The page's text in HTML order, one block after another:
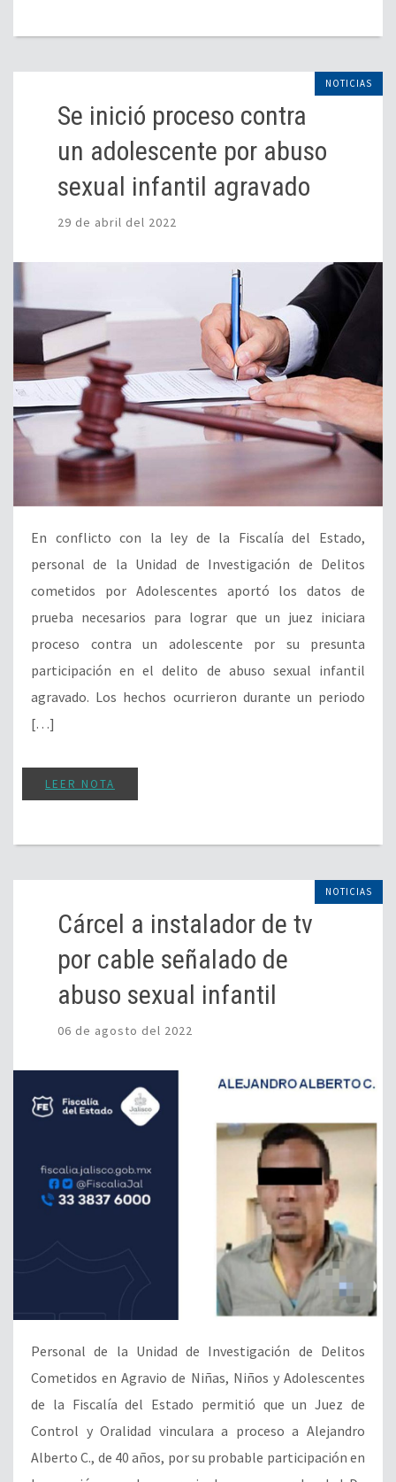
NOTICIAS
Se inició proceso contra
un adolescente por abuso
sexual infantil agravado
29 de abril del 2022
En conflicto con la ley de la Fiscalía del Estado,
personal de la Unidad de Investigación de Delitos
cometidos por Adolescentes aportó los datos de
prueba necesarios para lograr que un juez iniciara
proceso contra un adolescente por su presunta
participación en el delito de abuso sexual infantil
agravado. Los hechos ocurrieron durante un periodo
[…]
LEER NOTA
NOTICIAS
Cárcel a instalador de tv
por cable señalado de
abuso sexual infantil
06 de agosto del 2022
Personal de la Unidad de Investigación de Delitos
Cometidos en Agravio de Niñas, Niños y Adolescentes
de la Fiscalía del Estado permitió que un Juez de
Control y Oralidad vinculara a proceso a Alejandro
Alberto C., de 40 años, por su probable participación en